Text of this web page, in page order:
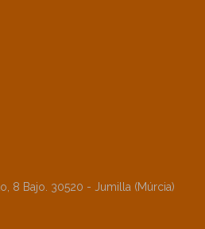
8 Bajo. 30520 - Jumilla (Múrcia)